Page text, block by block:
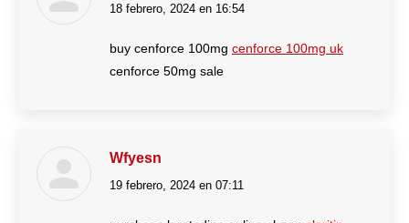
dice:
18 febrero, 2024 en 16:54
buy cenforce 100mg cenforce 100mg uk
cenforce 50mg sale
Wfyesn
dice:
19 febrero, 2024 en 07:11